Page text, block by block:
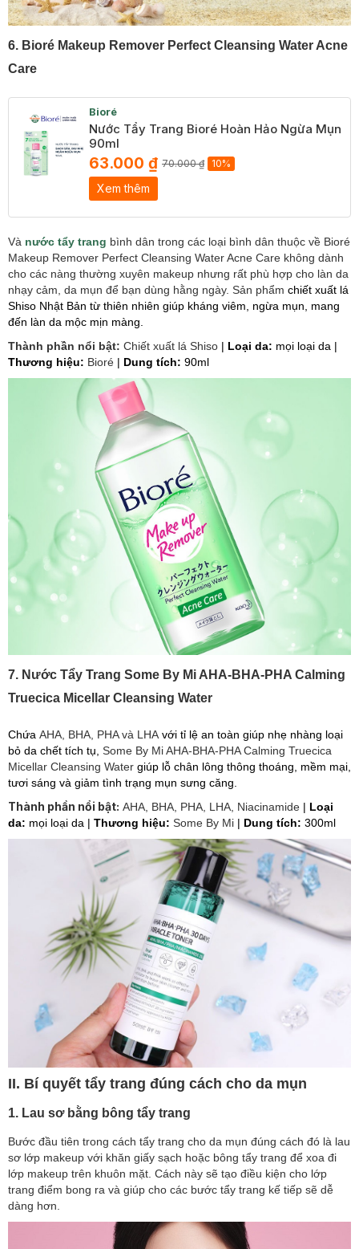
6. Bioré Makeup Remover Perfect Cleansing Water Acne
Care
Bioré
Nước Tẩy Trang Bioré Hoàn Hảo Ngừa Mụn
90ml
63.000 ₫ 70.000 ₫ 10%
Xem thêm
Và nước tẩy trang bình dân trong các loại bình dân thuộc về Bioré
Makeup Remover Perfect Cleansing Water Acne Care không dành
cho các nàng thường xuyên makeup nhưng rất phù hợp cho làn da
nhạy cảm, da mụn để bạn dùng hằng ngày. Sản phẩm chiết xuất lá
Shiso Nhật Bản từ thiên nhiên giúp kháng viêm, ngừa mụn, mang
đến làn da mộc mịn màng.
Thành phần nổi bật: Chiết xuất lá Shiso | Loại da: mọi loại da |
Thương hiệu: Bioré | Dung tích: 90ml
7. Nước Tẩy Trang Some By Mi AHA-BHA-PHA Calming
Truecica Micellar Cleansing Water
Chứa AHA, BHA, PHA và LHA với tỉ lệ an toàn giúp nhẹ nhàng loại
bỏ da chết tích tụ, Some By Mi AHA-BHA-PHA Calming Truecica
Micellar Cleansing Water giúp lỗ chân lông thông thoáng, mềm mại,
tươi sáng và giảm tình trạng mụn sưng căng.
Thành phần nổi bật: AHA, BHA, PHA, LHA, Niacinamide | Loại
da: mọi loại da | Thương hiệu: Some By Mi | Dung tích: 300ml
II. Bí quyết tẩy trang đúng cách cho da mụn
1. Lau sơ bằng bông tẩy trang
Bước đầu tiên trong cách tẩy trang cho da mụn đúng cách đó là lau
sơ lớp makeup với khăn giấy sạch hoặc bông tẩy trang để xoa đi
lớp makeup trên khuôn mặt. Cách này sẽ tạo điều kiện cho lớp
trang điểm bong ra và giúp cho các bước tẩy trang kế tiếp sẽ dễ
dàng hơn.